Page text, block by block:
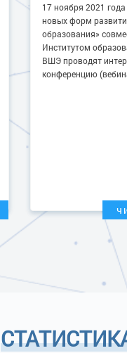
17 ноября 2021
новых форм
образования»
Институтом
ВШЭ проводят
конференцию